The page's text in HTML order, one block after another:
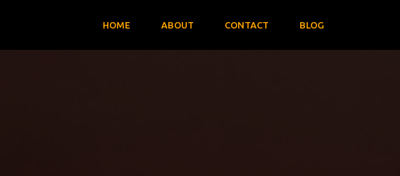
HOME ABOUT CONTACT BLOG